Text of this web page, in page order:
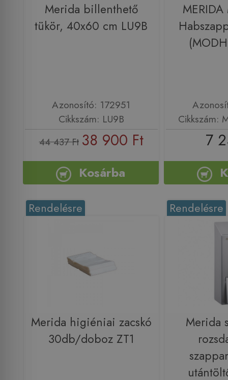
Merida billenthető
tükör, 40x60 cm LU9B
Azonosító: 172951
Cikkszám: LU9B
44 437 Ft 38 900 Ft
Kosárba
Cikkszám:
7
Rendelésre
Merida higiéniai zacskó
30db/doboz ZT1
Rendelésre
Merida